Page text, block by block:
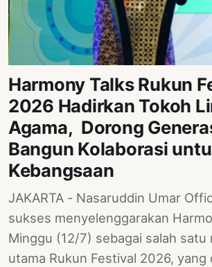
Harmony Talks Rukun
2026 Hadirkan Tokoh
Agama, Dorong
Bangun Kolaborasi
Kebangsaan
JAKARTA - Nasaruddin Umar
sukses menyelenggarakan
Minggu (12/7) sebagai salah satu
utama Rukun Festival 2026, yang